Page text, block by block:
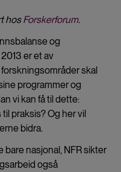
hosForskerforum.
og
er et av
skal
programmer og
vi kan få til dette:
praksis? Og her vil
bidra.
nasjonal, NFR sikter
også